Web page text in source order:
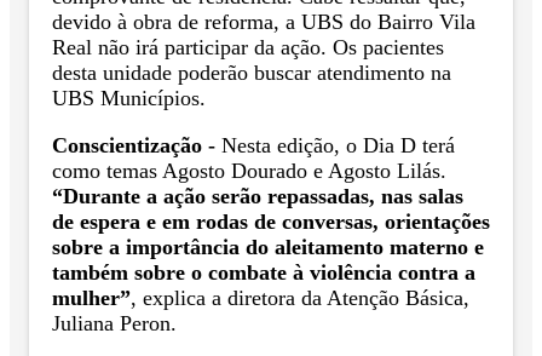
devido à obra de reforma, a UBS do Bairro Vila
Real não irá participar da ação. Os pacientes
desta unidade poderão buscar atendimento na
UBS Municípios.
Conscientização - Nesta edição, o Dia D terá
como temas Agosto Dourado e Agosto Lilás.
“Durante a ação serão repassadas, nas salas
de espera e em rodas de conversas, orientações
sobre a importância do aleitamento materno e
também sobre o combate à violência contra a
mulher”, explica a diretora da Atenção Básica,
Juliana Peron.